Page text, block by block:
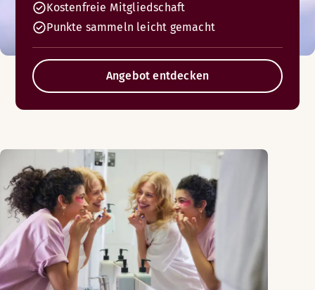
Kostenfreie Mitgliedschaft
Punkte sammeln leicht gemacht
Angebot entdecken